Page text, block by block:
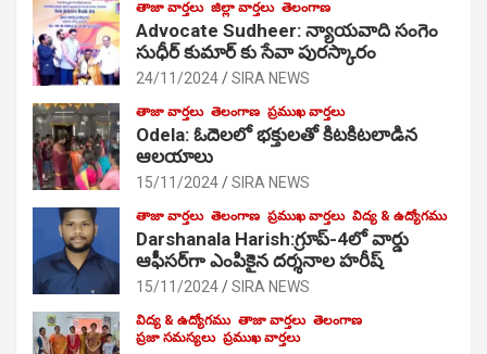
తాజా వార్తలు జిల్లా వార్తలు తెలంగాణ
Advocate Sudheer: న్యాయవాది సంగెం
సుధీర్ కుమార్ కు సేవా పురస్కారం
24/11/2024 SIRA NEWS
తాజా వార్తలు తెలంగాణ ప్రముఖ వార్తలు
Odela: ఓదెల‌లో భక్తులతో కిటకిటలాడిన
ఆల‌యాలు
15/11/2024 SIRA NEWS
తాజా వార్తలు తెలంగాణ ప్రముఖ వార్తలు విద్య & ఉద్యోగము
Darshanala Harish:గ్రూప్-4లో వార్డు
ఆఫీసర్‌గా ఎంపికైన దర్శనాల హరీష్
15/11/2024 SIRA NEWS
విద్య & ఉద్యోగము తాజా వార్తలు తెలంగాణ
ప్రజా సమస్యలు ప్రముఖ వార్తలు